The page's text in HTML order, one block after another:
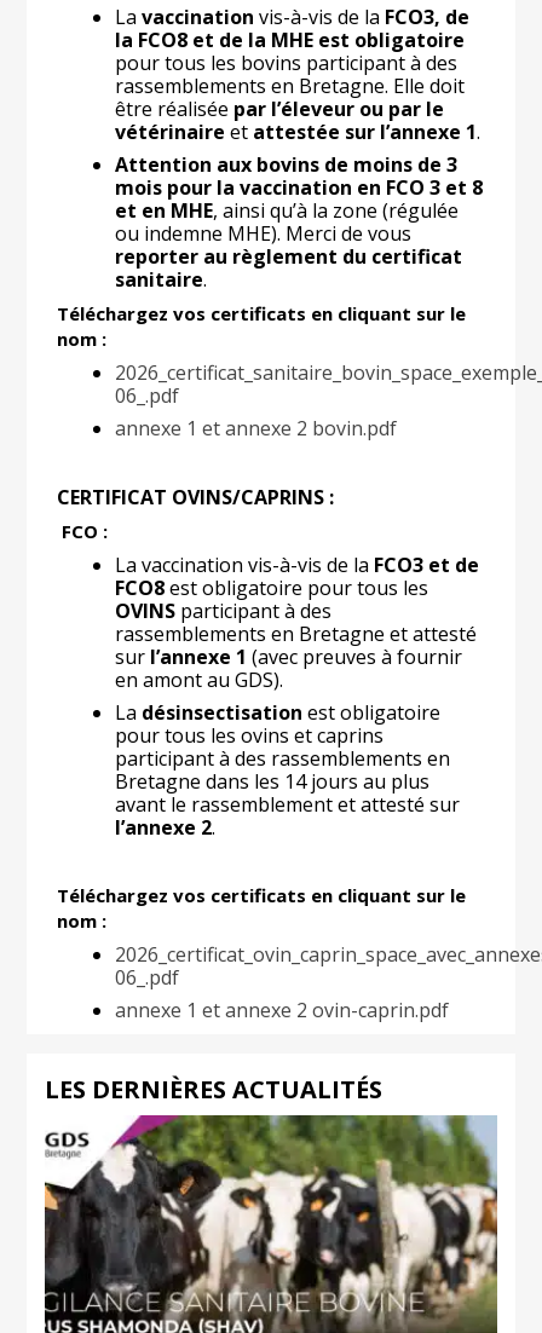
Lavaccination vis-à-vis de la FCO3, de
la FCO8 et de la MHE est obligatoire
pour tous les bovins participant à des
rassemblements en Bretagne. Elle doit
être réalisée par l’éleveur ou par le
vétérinaire et attestée sur l’annexe 1.
Attention aux bovins de moins de 3
mois pour la vaccination en FCO 3 et 8
et en MHE, ainsi qu’à la zone (régulée
ou indemne MHE). Merci de vous
reporter au règlement du certificat
sanitaire.
Téléchargez vos certificats en cliquant sur le
nom :
06_.pdf
annexe 1 et annexe 2 bovin.pdf
CERTIFICAT OVINS/CAPRINS :
FCO :
La vaccination vis-à-vis de la FCO3 et de
FCO8est obligatoire pour tous les
OVINS participant à des
rassemblements en Bretagne et attesté
sur l’annexe 1 (avec preuves à fournir
en amont au GDS).
La désinsectisation est obligatoire
pour tous les ovins et caprins
participant à des rassemblements en
Bretagne dans les 14 jours au plus
avant le rassemblement et attesté sur
l’annexe 2.
Téléchargez vos certificats en cliquant sur le
nom :
06_.pdf
annexe 1 et annexe 2 ovin-caprin.pdf
LES DERNIÈRES ACTUALITÉS